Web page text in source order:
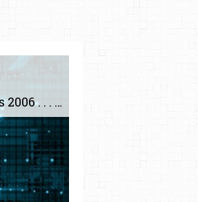
Le plus gros site de philosophie de France ! ABONNEZ-VOUS ! 4115 Articles, 1634 abonné·e·s, depuis 2006 . . . . . . . . 2 852 214 pages vues jusqu'à présent. Prestance et être apte à un plus grand nombre de choses.